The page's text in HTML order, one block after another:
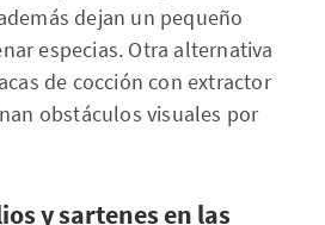
dejan un pequeño
especias. Otra alternativa
de cocción con extractor
obstáculos visuales por
y sartenes en las